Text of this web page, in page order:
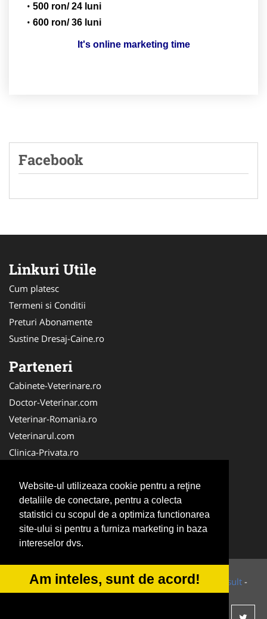
Website-ul utilizeaza cookie pentru a reţine
detaliile de conectare, pentru a colecta
statistici cu scopul de a optimiza functionarea
site-ului si pentru a furniza marketing in baza
intereselor dvs.
Am inteles, sunt de acord!
500 ron/ 24 luni
600 ron/ 36 luni
It's online marketing time
Facebook
Linkuri Utile
Cum platesc
Termeni si Conditii
Preturi Abonamente
Sustine Dresaj-Caine.ro
Parteneri
Cabinete-Veterinare.ro
Doctor-Veterinar.com
Veterinar-Romania.ro
Veterinarul.com
Clinica-Privata.ro
Medic-Bun.com
Dresaj-Caine.ro
NonStopDeschis.ro
SalonFrizerieCanina.com
© 2014-2026 Powered byVilonMedia&Tokaido Consult -
ANPC SOL